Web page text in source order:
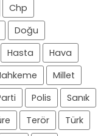
Chp
Doğu
Hasta
Hava
Millet
Polis
Sanık
Terör
Türk